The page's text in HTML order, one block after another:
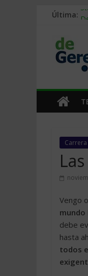
Última:
Vengo
mundo
debe
hasta
todos